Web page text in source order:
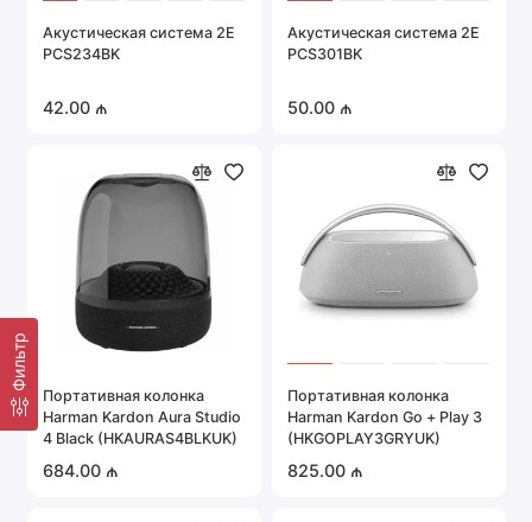
Фильтр
Акустическая система 2E
PCS234BK
42.00 ₼
Акустическая система 2E
PCS301BK
50.00 ₼
Портативная колонка
Harman Kardon Aura Studio
4 Black (HKAURAS4BLKUK)
684.00 ₼
Портативная колонка
Harman Kardon Go + Play 3
(HKGOPLAY3GRYUK)
825.00 ₼